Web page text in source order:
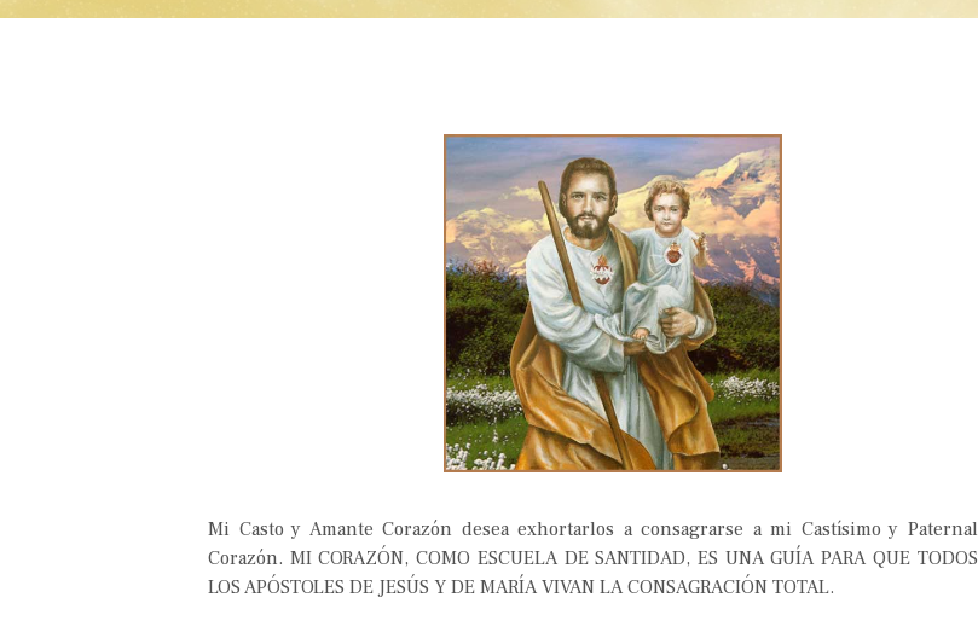
Mi Casto y Amante Corazón desea exhortarlos a consagrarse a mi Castísimo y Paternal
Corazón. MI CORAZÓN, COMO ESCUELA DE SANTIDAD, ES UNA GUÍA PARA QUE TODOS
LOS APÓSTOLES DE JESÚS Y DE MARÍA VIVAN LA CONSAGRACIÓN TOTAL.